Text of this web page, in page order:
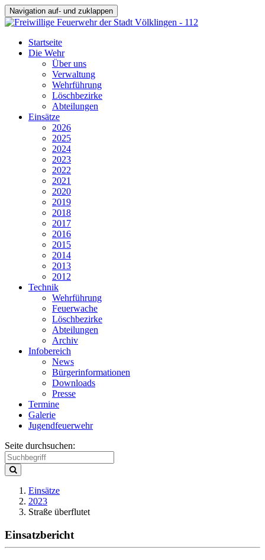
Navigation auf- und zuklappen
Startseite
Die Wehr
Über uns
Verwaltung
Wehrführung
Löschbezirke
Abteilungen
Einsätze
2026
2025
2024
2023
2022
2021
2020
2019
2018
2017
2016
2015
2014
2013
2012
Technik
Wehrführung
Feuerwache
Löschbezirke
Abteilungen
Archiv
Infobereich
News
Bürgerinformationen
Downloads
Presse
Termine
Galerie
Jugendfeuerwehr
Seite durchsuchen:
Einsätze
2023
Straße überflutet
Einsatzbericht